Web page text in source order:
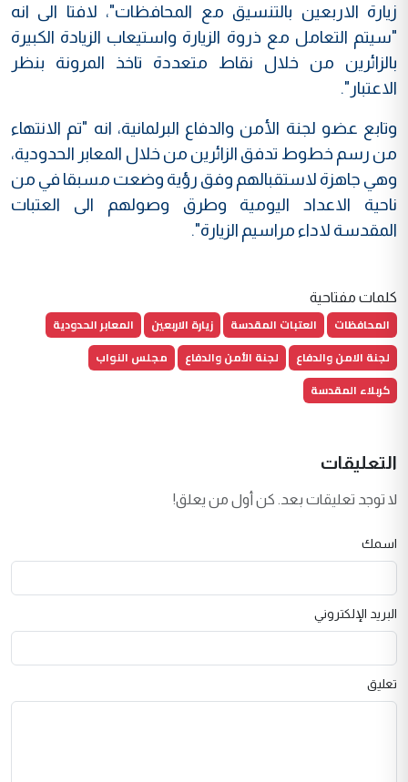
زيارة الاربعين بالتنسيق مع المحافظات"، لافتا الى انه
"سيتم التعامل مع ذروة الزيارة واستيعاب الزيادة الكبيرة
بالزائرين من خلال نقاط متعددة تاخذ المرونة بنظر
الاعتبار".
وتابع عضو لجنة الأمن والدفاع البرلمانية، انه "تم الانتهاء
من رسم خطوط تدفق الزائرين من خلال المعابر الحدودية،
وهي جاهزة لاستقبالهم وفق رؤية وضعت مسبقا في من
ناحية الاعداد اليومية وطرق وصولهم الى العتبات
المقدسة لاداء مراسيم الزيارة".
كلمات مفتاحية
المحافظات العتبات المقدسة زيارة الاربعين
المعابر الحدودية
لجنة الامن والدفاع
لجنة الأمن والدفاع
مجلس النواب
كربلاء المقدسة
التعليقات
لا توجد تعليقات بعد. كن أول من يعلق!
اسمك
البريد الإلكتروني
تعليق